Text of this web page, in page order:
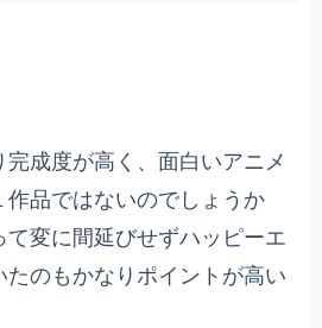
成度が高く、面白いアニメ
作品ではないのでしょうか
て変に間延びせずハッピーエ
たのもかなりポイントが高い